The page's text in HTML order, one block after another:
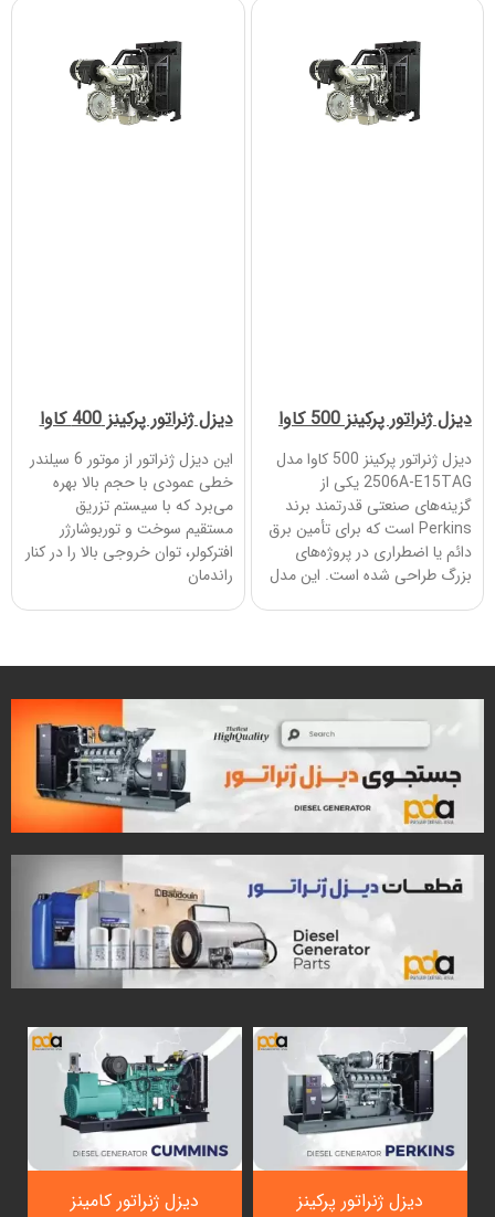
دیزل ژنراتور پرکینز 500 کاوا
دیزل ژنراتور پرکینز 500 کاوا مدل
2506A-E15TAG یکی از
گزینه‌های صنعتی قدرتمند برند
Perkins است که برای تأمین برق
دائم یا اضطراری در پروژه‌های
بزرگ طراحی شده است. این مدل
دیزل ژنراتور پرکینز 400 کاوا
این دیزل ژنراتور از موتور 6 سیلندر
خطی عمودی با حجم بالا بهره
می‌برد که با سیستم تزریق
مستقیم سوخت و توربوشارژر
افترکولر، توان خروجی بالا را در کنار
راندمان
دیزل ژنراتور پرکینز دیزل ژنراتور کامینز